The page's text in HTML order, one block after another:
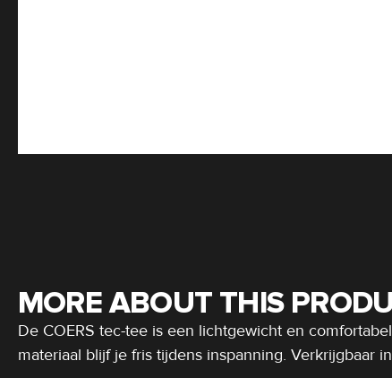
MORE ABOUT THIS
De COERS tec-tee is een lichtgewicht en
materiaal blijf je fris tijdens inspanning. Verkrijgbaar